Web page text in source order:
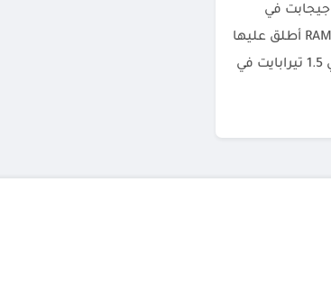
منذ عام تقريبًا قدمت سامسونج GDDR6، والذي كان قادرًا على إرسال 24 جيجابت في
الثانية لكل طرف، الآن أكملت الشركة تصميم الجيل التالي في رسوميات RAM أطلق عليها
اسم GDDR7. يصل هذا الجهاز إلى 32 جيجابت في الثانية لكل سن بإجمالي 1.5 تيرابايت في